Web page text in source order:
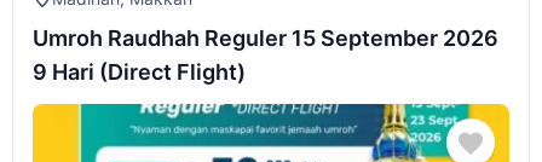
Umroh Raudhah Reguler 15 September 2026
9 Hari (Direct Flight)